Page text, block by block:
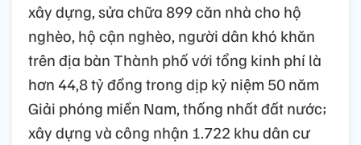
xây dựng, sửa chữa 899 căn nhà cho hộ
nghèo, hộ cận nghèo, người dân khó khăn
trên địa bàn Thành phố với tổng kinh phí là
hơn 44,8 tỷ đồng trong dịp kỷ niệm 50 năm
Giải phóng miền Nam, thống nhất đất nước;
xây dựng và công nhận 1.722 khu dân cư